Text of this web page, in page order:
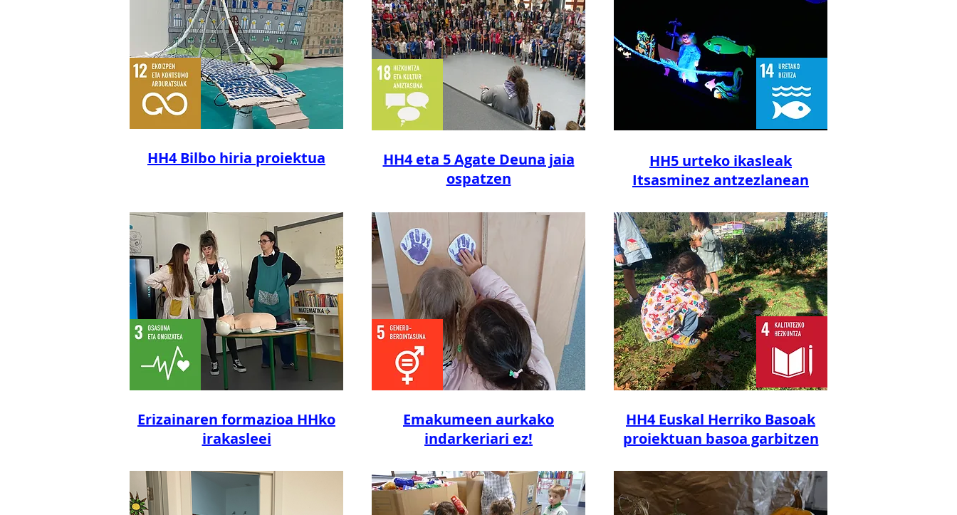
HH4 Bilbo hiria proiektua
Erizainaren formazioa HHko
irakasleei
HH4 eta 5 Agate Deuna jaia
ospatzen
Emakumeen aurkako
indarkeriari ez!
HH5 urteko ikasleak
Itsasminez antzezlanean
HH4 Euskal Herriko Basoak
proiektuan basoa garbitzen